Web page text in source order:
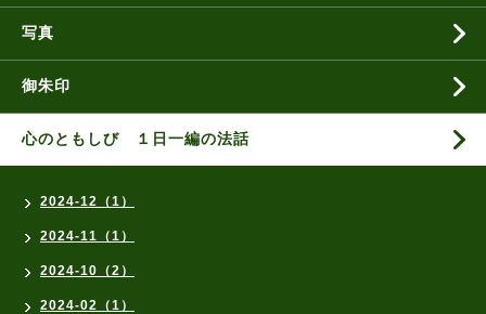
写真
御朱印
心のともしび １日一編の法話
2024-12（1）
2024-11（1）
2024-10（2）
2024-02（1）